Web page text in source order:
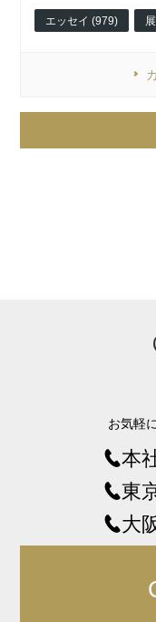
エッセイ (979)
お気軽
本
東
大